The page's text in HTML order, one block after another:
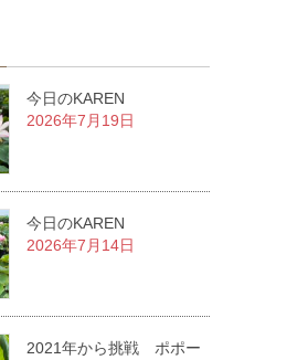
今日のKAREN
2026年7月19日
今日のKAREN
2026年7月14日
2021年から挑戦 ポポー